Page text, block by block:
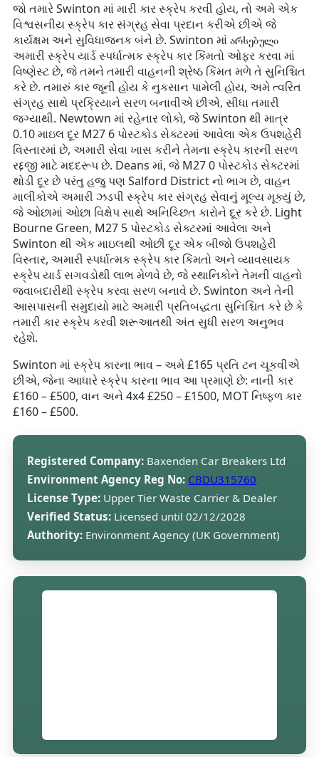
જો તમારે Swinton માં મારી કાર સ્ક્રેપ કરવી હોય, તો અમે એક
વિશ્વસનીય સ્ક્રેપ કાર સંગ્રહ સેવા પ્રદાન કરીએ છીએ જે
કાર્યક્ષમ અને સુવિધાજનક બંને છે. Swinton માં არსებული
અમારી સ્ક્રેપ યાર્ડ સ્પર્ધાત્મક સ્ક્રેપ કાર કિંમતો ઓફર કરવા માં
વિષ્ણેસ્ટ છે, જે તમને તમારી વાહનની શ્રેષ્ઠ કિંમત મળે તે સુનિશ્ચિત
કરે છે. તમારું કાર જૂની હોય કે નુકસાન પામેલી હોય, અમે ત્વરિત
સંગ્રહ સાથે પ્રક્રિયાને સરળ બનાવીએ છીએ, સીધા તમારી
જગ્યાથી. Newtown માં રહેનાર લોકો, જે Swinton થી માત્ર
0.10 માઇલ દૂર M27 6 પોસ્ટકોડ સેક્ટરમાં આવેલા એક ઉપશહેરી
વિસ્તારમાં છે, અમારી સેવા ખાસ કરીને તેમના સ્ક્રેપ કારની સરળ
રદ્દજી માટે મદદરૂપ છે. Deans માં, જે M27 0 પોસ્ટકોડ સેક્ટરમાં
થોડી દૂર છે પરંતુ હજુ પણ Salford District નો ભાગ છે, વાહન
માલીકોએ અમારી ઝડપી સ્ક્રેપ કાર સંગ્રહ સેવાનું મૂલ્ય મૂક્યું છે,
જે ઓછામાં ઓછા વિક્ષેપ સાથે અનિચ્છિત કારોને દૂર કરે છે. Light
Bourne Green, M27 5 પોસ્ટકોડ સેક્ટરમાં આવેલા અને
Swinton થી એક માઇલથી ઓછી દૂર એક બીજો ઉપશહેરી
વિસ્તાર, અમારી સ્પર્ધાત્મક સ્ક્રેપ કાર કિંમતો અને વ્યાવસાયક
સ્ક્રેપ યાર્ડ સગવડોથી લાભ મેળવે છે, જે સ્થાનિકોને તેમની વાહનો
જવાબદારીથી સ્ક્રેપ કરવા સરળ બનાવે છે. Swinton અને તેની
આસપાસની સમુદાયો માટે અમારી પ્રતિબદ્ધતા સુનિશ્ચિત કરે છે કે
તમારી કાર સ્ક્રેપ કરવી શરૂઆતથી અંત સુધી સરળ અનુભવ
રહેશે.
Swinton માં સ્ક્રેપ કારના ભાવ – અમે £165 પ્રતિ ટન ચૂકવીએ
છીએ, જેના આધારે સ્ક્રેપ કારના ભાવ આ પ્રમાણે છે: નાની કાર
£160 – £500, વાન અને 4x4 £250 – £1500, MOT નિષ્ફળ કાર
£160 – £500.
Registered Company: Baxenden Car Breakers Ltd
Environment Agency Reg No: CBDU315760
License Type: Upper Tier Waste Carrier & Dealer
Verified Status: Licensed until 02/12/2028
Authority: Environment Agency (UK Government)